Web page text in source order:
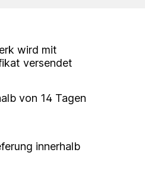
wird mit
versendet
von 14 Tagen
innerhalb